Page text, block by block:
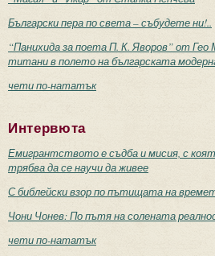
Български пера по света – събудете ни!..
“Панихида за поета П. К. Яворов” от
титани в полето на българската
чети по-нататък
Интервюта
Емигрантството е съдба и мисия, с
трябва да се научи да живее
С библейски взор по пътищата на
Чони Чонев: По пътя на солената
чети по-нататък